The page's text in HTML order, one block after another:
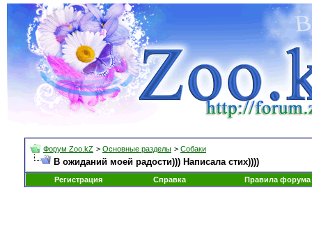
Форум Zoo.kZ > Основные разделы > Собаки
В ожиданий моей радости))) Написала стих))))
Регистрация Справка Правила форума